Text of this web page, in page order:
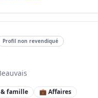
Profil non revendiqué
& famille
💼 Affaires